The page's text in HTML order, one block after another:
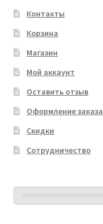
Контакты
Корзина
Магазин
Мой аккаунт
Оставить отзыв
Оформление заказа
Скидки
Сотрудничество